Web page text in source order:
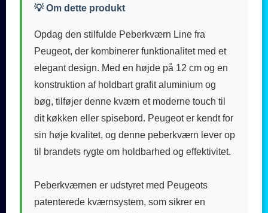
💡 Om dette produkt
Opdag den stilfulde Peberkværn Line fra
Peugeot, der kombinerer funktionalitet med et
elegant design. Med en højde på 12 cm og en
konstruktion af holdbart grafit aluminium og
bøg, tilføjer denne kværn et moderne touch til
dit køkken eller spisebord. Peugeot er kendt for
sin høje kvalitet, og denne peberkværn lever op
til brandets rygte om holdbarhed og effektivitet.
Peberkværnen er udstyret med Peugeots
patenterede kværnsystem, som sikrer en